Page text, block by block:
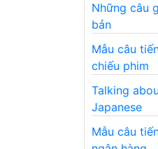
Những câu
bản
Mẫu câu
chiếu phim
Talking
Japanese
Mẫu câu